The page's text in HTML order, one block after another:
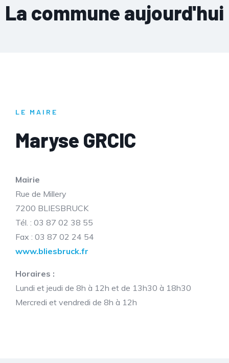
La commune aujourd'hui
LE MAIRE
Maryse GRCIC
Mairie
Rue de Millery
7200 BLIESBRUCK
Tél. : 03 87 02 38 55
Fax : 03 87 02 24 54
www.bliesbruck.fr
Horaires :
Lundi et jeudi de 8h à 12h et de 13h30 à 18h30
Mercredi et vendredi de 8h à 12h